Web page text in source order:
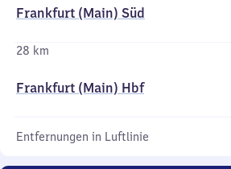
Frankfurt (Main) Süd
28 km
Frankfurt (Main) Hbf
Entfernungen in Luftlinie